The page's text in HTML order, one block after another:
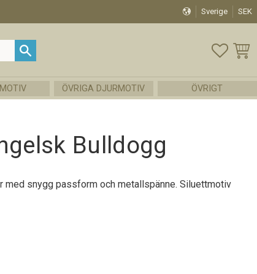
Sverige SEK
ÖVRIGA DJURMOTIV ÖVRIGT
Bulldogg
med snygg passform och metallspänne. Siluettmotiv